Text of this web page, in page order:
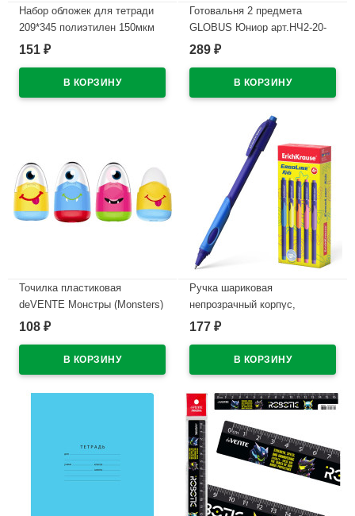
Набор обложек для тетради
209*345 полиэтилен 150мкм
10 штук в наборе арт Т150-10
151 ₽
Готовальня 2 предмета
GLOBUS Юниор арт.НЧ2-20-
20
289 ₽
Точилка пластиковая
deVENTE Монстры (Monsters)
2 в 1 с ластиком арт.8031100
108 ₽
Ручка шариковая
непрозрачный корпус,
резиновый упор (ErichKrause)
0,7мм арт.41539 (Ст.10)
177 ₽